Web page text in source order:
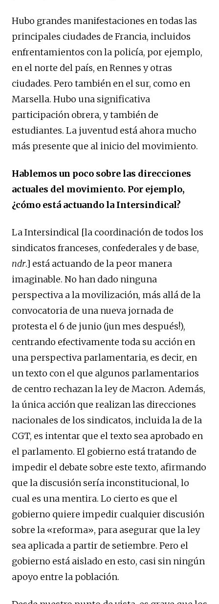
Hubo grandes manifestaciones en todas las
principales ciudades de Francia, incluidos
enfrentamientos con la policía, por ejemplo,
en el norte del país, en Rennes y otras
ciudades. Pero también en el sur, como en
Marsella. Hubo una significativa
participación obrera, y también de
estudiantes. La juventud está ahora mucho
más presente que al inicio del movimiento.
Hablemos un poco sobre las direcciones
actuales del movimiento. Por ejemplo,
¿cómo está actuando la Intersindical?
La Intersindical [la coordinación de todos los
sindicatos franceses, confederales y de base,
ndr.] está actuando de la peor manera
imaginable. No han dado ninguna
perspectiva a la movilización, más allá de la
convocatoria de una nueva jornada de
protesta el 6 de junio (¡un mes después!),
centrando efectivamente toda su acción en
una perspectiva parlamentaria, es decir, en
un texto con el que algunos parlamentarios
de centro rechazan la ley de Macron. Además,
la única acción que realizan las direcciones
nacionales de los sindicatos, incluida la de la
CGT, es intentar que el texto sea aprobado en
el parlamento. El gobierno está tratando de
impedir el debate sobre este texto, afirmando
que la discusión sería inconstitucional, lo
cual es una mentira. Lo cierto es que el
gobierno quiere impedir cualquier discusión
sobre la «reforma», para asegurar que la ley
sea aplicada a partir de setiembre. Pero el
gobierno está aislado en esto, casi sin ningún
apoyo entre la población.